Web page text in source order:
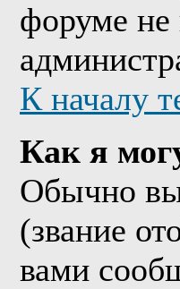
форуме не
К началу
Как я
Обычно вы
(звание
вами